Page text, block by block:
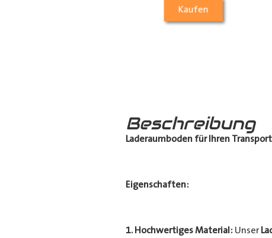
Kaufen
Beschreibung
Laderaumboden für Ihren
Eigenschaften:
1. Hochwertiges Material: Unser